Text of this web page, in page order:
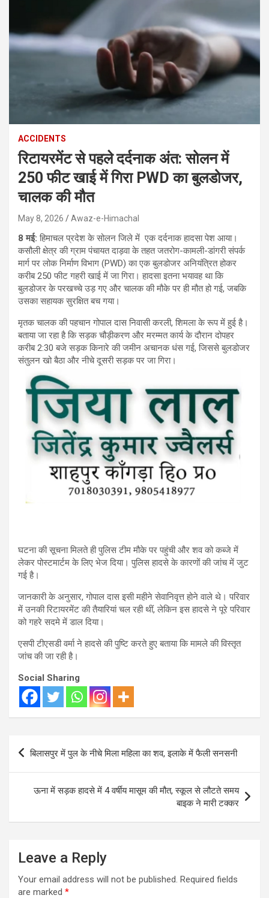
ACCIDENTS
रिटायरमेंट से पहले दर्दनाक अंत: सोलन में
250 फीट खाई में गिरा PWD का बुलडोजर,
चालक की मौत
May 8, 2026 Awaz-e-Himachal
8 मई:हिमाचल प्रदेश के सोलन जिले में एक दर्दनाक हादसा पेश आया।
कसौली क्षेत्र की ग्राम पंचायत दाड़वा के तहत जतरोग-कामली-डांगरी संपर्क
मार्ग पर लोक निर्माण विभाग (PWD) का एक बुलडोजर अनियंत्रित होकर
करीब 250 फीट गहरी खाई में जा गिरा। हादसा इतना भयावह था कि
बुलडोजर के परखच्चे उड़ गए और चालक की मौके पर ही मौत हो गई, जबकि
उसका सहायक सुरक्षित बच गया।
मृतक चालक की पहचान गोपाल दास निवासी करली, शिमला के रूप में हुई है।
बताया जा रहा है कि सड़क चौड़ीकरण और मरम्मत कार्य के दौरान दोपहर
करीब 2:30 बजे सड़क किनारे की जमीन अचानक धंस गई, जिससे बुलडोजर
संतुलन खो बैठा और नीचे दूसरी सड़क पर जा गिरा।
घटना की सूचना मिलते ही पुलिस टीम मौके पर पहुंची और शव को कब्जे में
लेकर पोस्टमार्टम के लिए भेज दिया। पुलिस हादसे के कारणों की जांच में जुट
गई है।
जानकारी के अनुसार, गोपाल दास इसी महीने सेवानिवृत्त होने वाले थे। परिवार
में उनकी रिटायरमेंट की तैयारियां चल रही थीं, लेकिन इस हादसे ने पूरे परिवार
को गहरे सदमे में डाल दिया।
एसपी टीएसडी वर्मा ने हादसे की पुष्टि करते हुए बताया कि मामले की विस्तृत
जांच की जा रही है।
Social Sharing
Post
navigation
बिलासपुर में पुल के नीचे मिला महिला का शव, इलाके में फैली सनसनी
ऊना में सड़क हादसे में 4 वर्षीय मासूम की मौत, स्कूल से लौटते समय
बाइक ने मारी टक्कर
Leave a Reply
Your email address will not be published. Required fields
are marked *